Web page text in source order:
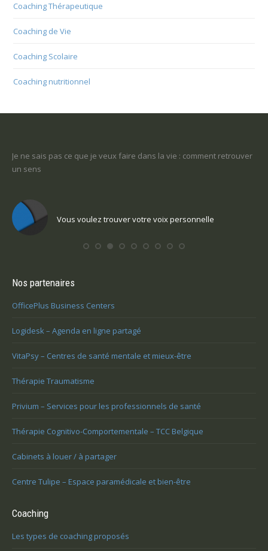
Coaching Thérapeutique
Coaching de Vie
Coaching Scolaire
Coaching nutritionnel
Je ne sais pas ce que je veux faire dans la vie : comment retrouver
un sens
Vous voulez trouver votre voix personnelle
Nos partenaires
OfficePlus Business Centers
Logidesk – Agenda en ligne partagé
VitaPsy – Centres de santé mentale et mieux-être
Thérapie Traumatisme
Privium – Services pour les professionnels de santé
Thérapie Cognitivo-Comportementale – TCC Belgique
Cabinets à louer / à partager
Centre Tulipe – Espace paramédicale et bien-être
Coaching
Les types de coaching proposés